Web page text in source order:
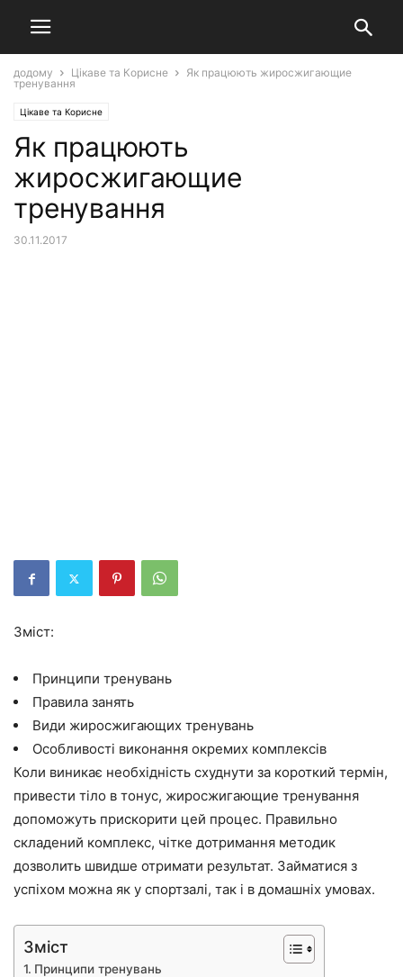
додому Цікаве та Корисне
Як працюють жиросжигающие
тренування
Цікаве та Корисне
Як працюють
жиросжигающие
тренування
30.11.2017
Зміст:
Принципи тренувань
Правила занять
Види жиросжигающих тренувань
Особливості виконання окремих комплексів
Коли виникає необхідність схуднути за короткий термін,
привести тіло в тонус, жиросжигающие тренування
допоможуть прискорити цей процес. Правильно
складений комплекс, чітке дотримання методик
дозволить швидше отримати результат. Займатися з
успіхом можна як у спортзалі, так і в домашніх умовах.
Зміст
Принципи тренувань